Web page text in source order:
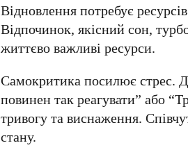
Відновлення потребує
Відпочинок, якісний сон,
життєво важливі ресурси.
Самокритика посилює стрес.
повинен так реагувати” або
тривогу та виснаження.
стану.